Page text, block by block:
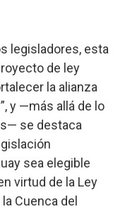
legisladores, esta
de ley
la alianza
y —más allá de lo
se destaca
sea elegible
virtud de la Ley
Cuenca del